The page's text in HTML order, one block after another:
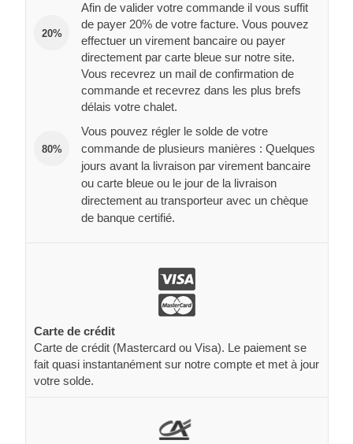
20%
Afin de valider votre commande il vous suffit
de payer 20% de votre facture. Vous pouvez
effectuer un virement bancaire ou payer
directement par carte bleue sur notre site.
Vous recevrez un mail de confirmation de
commande et recevrez dans les plus brefs
délais votre chalet.
80%
Vous pouvez régler le solde de votre
commande de plusieurs manières : Quelques
jours avant la livraison par virement bancaire
ou carte bleue ou le jour de la livraison
directement au transporteur avec un chèque
de banque certifié.
Carte de crédit
Carte de crédit (Mastercard ou Visa). Le paiement se
fait quasi instantanément sur notre compte et met à jour
votre solde.